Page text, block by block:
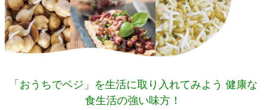
「おうちでベジ」を生活に取り入れてみよう 健康な
食生活の強い味方！